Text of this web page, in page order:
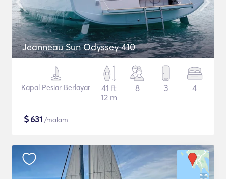
Jeanneau Sun Odyssey 410
Kapal Pesiar Berlayar
41 ft
12 m
8 3 4
$631 /malam